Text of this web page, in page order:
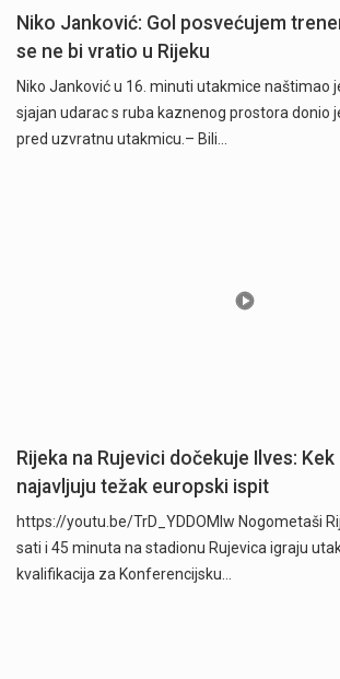
Niko Janković: Gol posvećujem
se ne bi vratio u Rijeku
Niko Janković u 16. minuti utakmice naštimao
sjajan udarac s ruba kaznenog prostora donio
pred uzvratnu utakmicu.– Bili…
Rijeka na Rujevici dočekuje Ilves: Kek
najavljuju težak europski ispit
https://youtu.be/TrD_YDDOMIw Nogometaši
sati i 45 minuta na stadionu Rujevica igraju
kvalifikacija za Konferencijsku…